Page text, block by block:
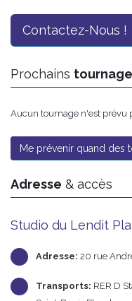
Contactez-Nous !
Prochains
Aucun tournage n'est prévu
Me prévenir quand des
Adresse & accès
Studio du Lendit
Adresse: 20 rue
Transports: RER D